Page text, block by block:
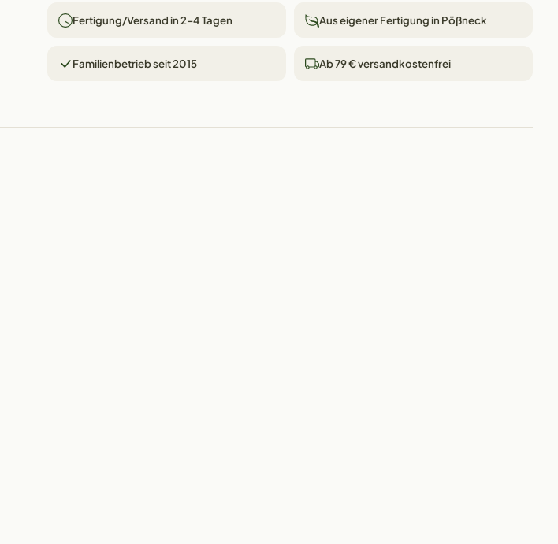
Fertigung/Versand in 2–4 Tagen Aus eigener Fertigung in Pößneck
Familienbetrieb seit 2015 Ab 79 € versandkostenfrei